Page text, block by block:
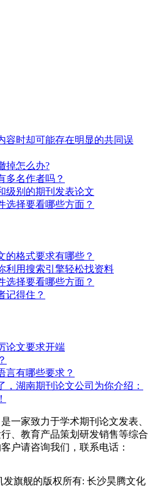
容时却可能存在明显的共同误
掉怎么办?
多名作者吗？
级别的期刊发表论文
选择要看哪些方面？
的格式要求有哪些？
利用搜索引擎轻松找资料
选择要看哪些方面？
记得住？
论文要求开端
言有哪些要求？
，湖南期刊论文公司为你介绍：
一家致力于学术期刊论文发表、
、教育产品策划研发销售等综合
户请咨询我们，联系电话：
发旗舰的版权所有: 长沙昊腾文化